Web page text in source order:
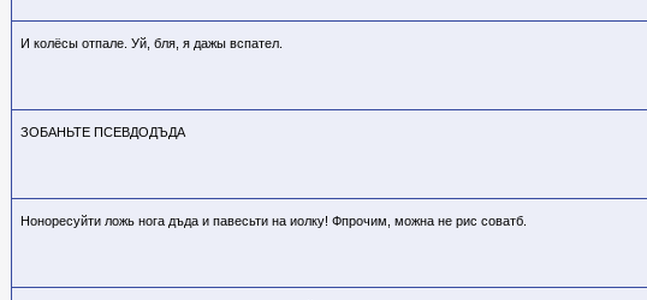
И колёсы отпале. Уй, бля, я дажы вспател.
ЗОБАНЬТЕ ПСЕВДОДЪДА
Ноноресуйти ложь нога дъда и павесьти на иолку! Фпрочим, можна не рис соватб.